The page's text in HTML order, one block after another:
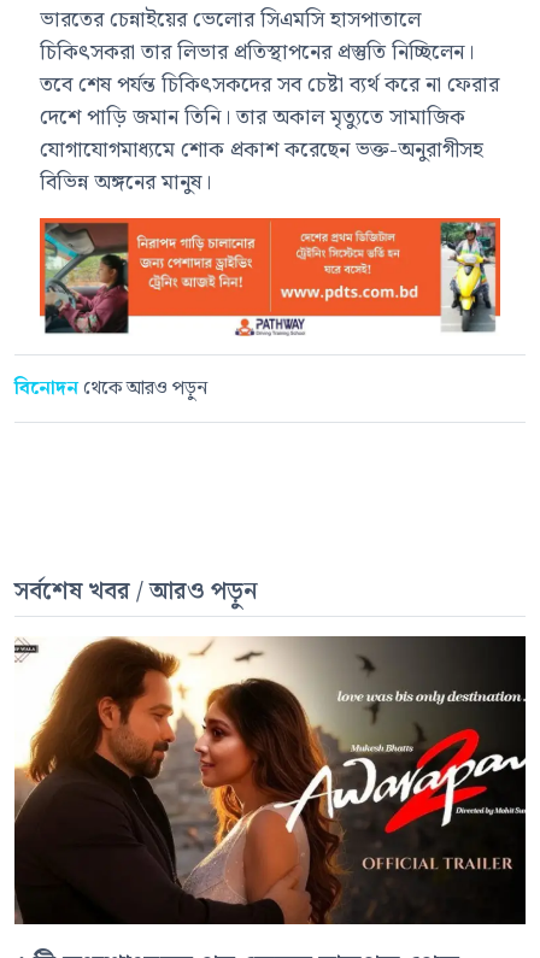
ভারতের চেন্নাইয়ের ভেলোর সিএমসি হাসপাতালে
চিকিৎসকরা তার লিভার প্রতিস্থাপনের প্রস্তুতি নিচ্ছিলেন।
তবে শেষ পর্যন্ত চিকিৎসকদের সব চেষ্টা ব্যর্থ করে না ফেরার
দেশে পাড়ি জমান তিনি। তার অকাল মৃত্যুতে সামাজিক
যোগাযোগমাধ্যমে শোক প্রকাশ করেছেন ভক্ত-অনুরাগীসহ
বিভিন্ন অঙ্গনের মানুষ।
বিনোদনথেকে আরও পড়ুন
সর্বশেষ খবর / আরও পড়ুন